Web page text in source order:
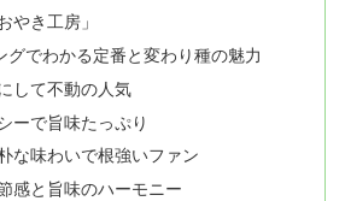
やき工房」
グでわかる定番と変わり種の魅力
して不動の人気
ーで旨味たっぷり
な味わいで根強いファン
感と旨味のハーモニー